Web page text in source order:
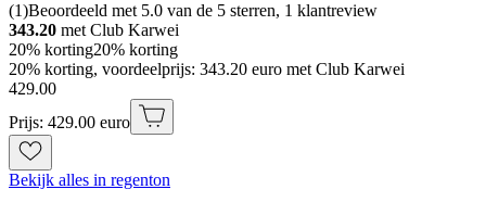
(1)Beoordeeld met 5.0 van de 5 sterren, 1 klantreview
343.20 met Club Karwei
20% korting20% korting
20% korting, voordeelprijs: 343.20 euro met Club Karwei
429.00
Prijs: 429.00 euro
Bekijk alles in regenton